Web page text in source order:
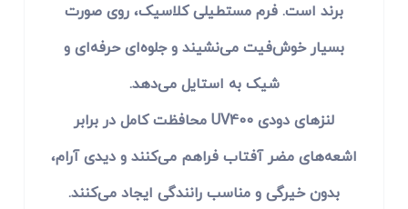
برند است. فرم مستطیلی کلاسیک، روی صورت
بسیار خوش‌فیت می‌نشیند و جلوه‌ای حرفه‌ای و
شیک به استایل می‌دهد.
لنزهای دودی UV400 محافظت کامل در برابر
اشعه‌های مضر آفتاب فراهم می‌کنند و دیدی آرام،
بدون خیرگی و مناسب رانندگی ایجاد می‌کنند.